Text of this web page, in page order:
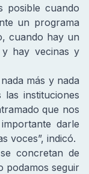
posible cuando
un programa
cuando hay un
y hay vecinas y
más y nada
instituciones
que nos
darle
voces”, indicó.
concretan de
podamos seguir